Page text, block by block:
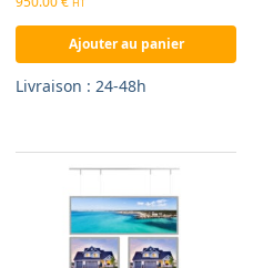
Ajouter au panier
Livraison : 24-48h